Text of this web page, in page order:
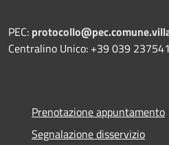
PEC:
Centralino Unico: +39 039 237541
Prenotazione appuntamento
Segnalazione disservizio